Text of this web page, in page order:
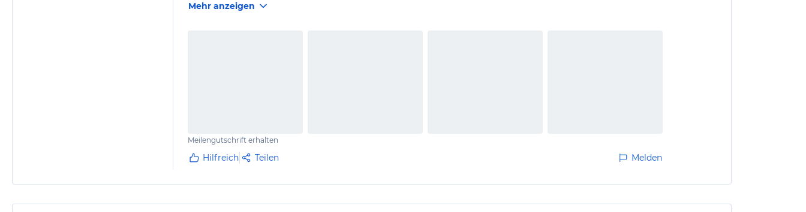
Mehr anzeigen
Meilengutschrift erhalten
Hilfreich Teilen Melden